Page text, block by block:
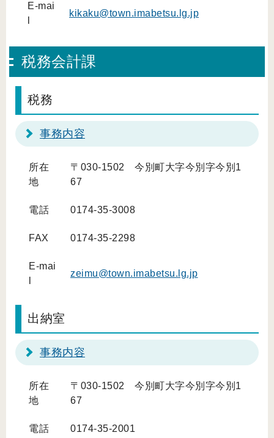
E-mai
kikaku@town.imabetsu.lg.jp
税務会計課
税務
事務内容
所在
地
〒030-1502 今別町大字今別字今別1
67
電話 0174-35-3008
FAX 0174-35-2298
E-mai
zeimu@town.imabetsu.lg.jp
出納室
事務内容
所在
地
〒030-1502 今別町大字今別字今別1
67
電話 0174-35-2001